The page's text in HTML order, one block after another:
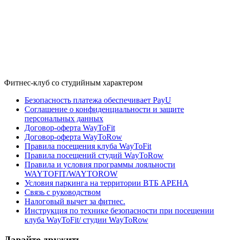
Фитнес-клуб со студийным характером
Безопасность платежа обеспечивает PayU
Соглашение о конфиденциальности и защите
персональных данных
Договор-оферта WayToFit
Договор-оферта WayToRow
Правила посещения клуба WayToFit
Правила посещений студий WayToRow
Правила и условия программы лояльности
WAYTOFIT/WAYTOROW
Условия паркинга на территории ВТБ АРЕНА
Связь с руководством
Налоговый вычет за фитнес.
Инструкция по технике безопасности при посещении
клуба WayToFit/ студии WayToRow